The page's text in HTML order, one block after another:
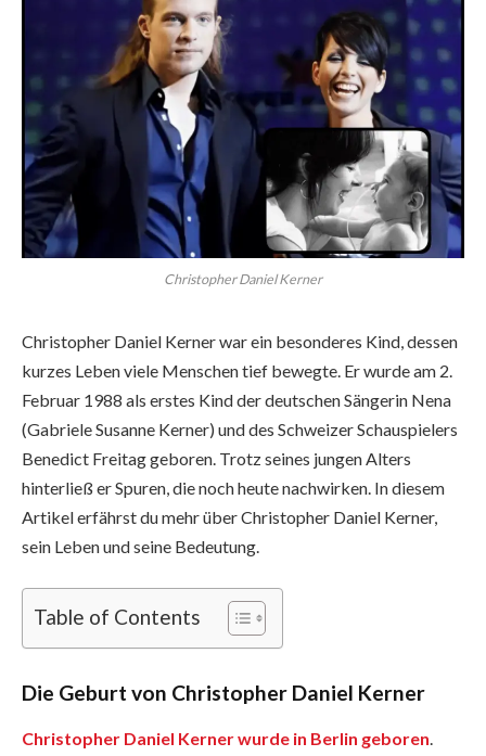
Christopher Daniel Kerner
Christopher Daniel Kerner war ein besonderes Kind, dessen
kurzes Leben viele Menschen tief bewegte. Er wurde am 2.
Februar 1988 als erstes Kind der deutschen Sängerin Nena
(Gabriele Susanne Kerner) und des Schweizer Schauspielers
Benedict Freitag geboren. Trotz seines jungen Alters
hinterließ er Spuren, die noch heute nachwirken. In diesem
Artikel erfährst du mehr über Christopher Daniel Kerner,
sein Leben und seine Bedeutung.
Table of Contents
Die Geburt von Christopher Daniel Kerner
Christopher Daniel Kerner wurde in Berlin geboren.